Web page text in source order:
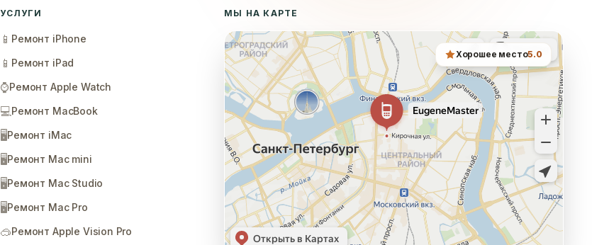
УСЛУГИ
📱 Ремонт iPhone
📱 Ремонт iPad
⌚Ремонт Apple Watch
💻Ремонт MacBook
🖥️Ремонт iMac
🖥️Ремонт Mac mini
🖥️Ремонт Mac Studio
🖥️Ремонт Mac Pro
🥽Ремонт Apple Vision Pro
МЫ НА КАРТЕ
Хорошее место5.0